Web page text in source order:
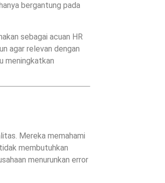
bergantung pada
sebagai acuan HR
agar relevan dengan
meningkatkan
Mereka memahami
membutuhkan
menurunkan error